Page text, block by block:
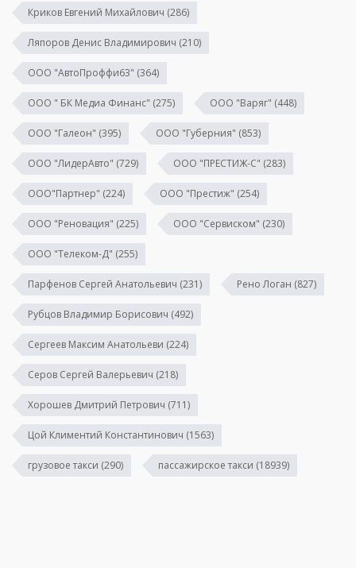
Криков Евгений Михайлович (286)
Ляпоров Денис Владимирович (210)
ООО "АвтоПроффи63" (364)
ООО " БК Медиа Финанс" (275) ООО "Варяг" (448)
ООО "Галеон" (395) ООО "Губерния" (853)
ООО "ЛидерАвто" (729) ООО "ПРЕСТИЖ-С" (283)
ООО"Партнер" (224) ООО "Престиж" (254)
ООО "Реновация" (225) ООО "Сервиском" (230)
ООО "Телеком-Д" (255)
Парфенов Сергей Анатольевич (231) Рено Логан (827)
Рубцов Владимир Борисович (492)
Сергеев Максим Анатольеви (224)
Серов Сергей Валерьевич (218)
Хорошев Дмитрий Петрович (711)
Цой Климентий Константинович (1563)
грузовое такси (290) пассажирское такси (18939)